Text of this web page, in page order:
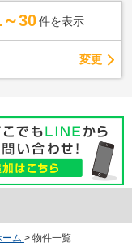
～30 件を表示
変更
ム > 物件一覧